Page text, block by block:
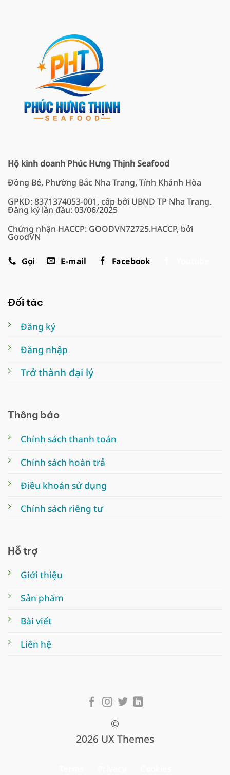
Hộ kinh doanh Phúc Hưng Thịnh Seafood
Đồng Bé, Phường Bắc Nha Trang, Tỉnh Khánh Hòa
GPKD: 8371374053-001, cấp bởi UBND TP Nha Trang.
Đăng ký lần đầu: 03/06/2025
Chứng nhận HACCP: GOODVN72725.HACCP, bởi
GoodVN
Gọi E-mail Facebook
Đối tác
Đăng ký
Đăng nhập
Trở thành đại lý
Thông báo
Chính sách thanh toán
Chính sách hoàn trả
Điều khoản sử dụng
Chính sách riêng tư
Hỗ trợ
Giới thiệu
Sản phẩm
Bài viết
Liên hệ
©
2026 UX Themes